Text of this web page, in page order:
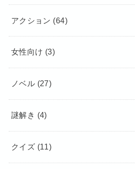
アクション (64)
女性向け (3)
ノベル (27)
謎解き (4)
クイズ (11)